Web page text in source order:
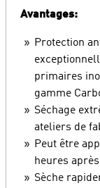
Avantages:
Protection
primaires
gamme
Séchage
ateliers de
Peut être
heures
Sèche